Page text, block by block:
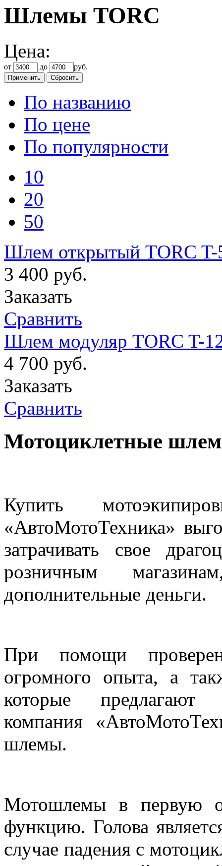
Шлемы TORC
Цена:
от до руб.
По названию
По цене
По популярности
10
20
50
Шлем открытый ТORC T-
3 400 руб.
Заказать
Сравнить
Шлем модуляр ТORC T-
4 700 руб.
Заказать
Сравнить
Мотоциклетные
Купить
«АвтоМотоТехника»
затрачивать свое
розничным
дополнительные деньги.
При помощи
огромного опыта, а
которые предлагают
компания
шлемы.
Мотошлемы в первую
функцию. Голова
случае падения с